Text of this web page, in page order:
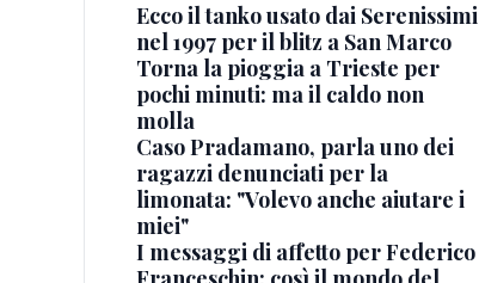
Ecco il tanko usato dai Serenissimi
nel 1997 per il blitz a San Marco
Torna la pioggia a Trieste per
pochi minuti: ma il caldo non
molla
Caso Pradamano, parla uno dei
ragazzi denunciati per la
limonata: "Volevo anche aiutare i
miei"
I messaggi di affetto per Federico